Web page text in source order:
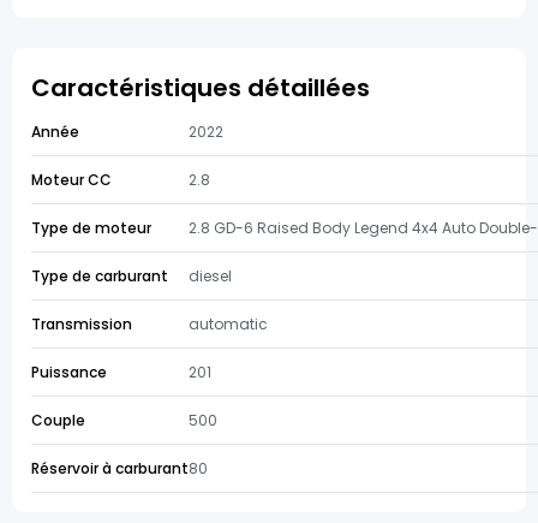
Caractéristiques détaillées
Année 2022
Moteur CC 2.8
Type de moteur 2.8 GD-6 Raised Body Legend 4x4 Auto
Type de carburant diesel
Transmission automatic
Puissance 201
Couple 500
Réservoir à carburant80